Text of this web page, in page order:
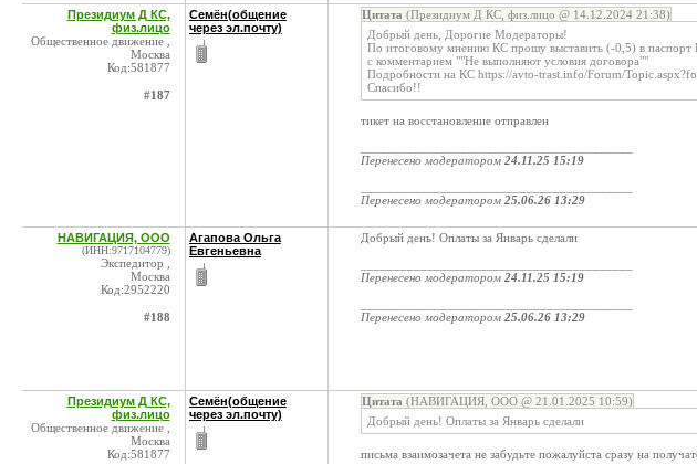
Президиум Д КС,
физ.лицо
Общественное движение ,
Москва
Код:581877
#187
Семён(общение
через эл.почту)
Цитата (Президиум Д КС, физ.лицо @ 14.12.2024 21:38)
Добрый день, Дорогие Модераторы!
По итоговому мнению КС прошу выставить (-0,5) в
с комментарием ""Не выполняют условия договора""
Подробности на КС https://avto-trast.info/Forum/
Спасибо!!
тикет на восстановление отправлен
Перенесено модератором 24.11.25 15:19
Перенесено модератором 25.06.26 13:29
НАВИГАЦИЯ, ООО
(ИНН:9717104779)
Экспедитор ,
Москва
Код:2952220
#188
Агапова Ольга
Евгеньевна
Добрый день! Оплаты за Январь сделали
Перенесено модератором 24.11.25 15:19
Перенесено модератором 25.06.26 13:29
Президиум Д КС,
физ.лицо
Общественное движение ,
Москва
Код:581877
Семён(общение
через эл.почту)
Цитата (НАВИГАЦИЯ, ООО @ 21.01.2025 10:59)
Добрый день! Оплаты за Январь сделали
письма взаимозачета не забудьте пожалуйста сразу на